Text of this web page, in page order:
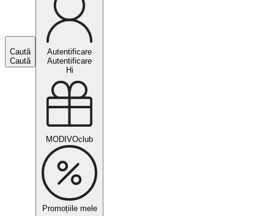
Caută
Caută
Autentificare
Autentificare
Hi
MODIVOclub
Promoțiile mele